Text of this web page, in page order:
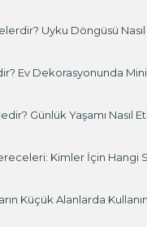
Uyku Döngüsü Nasıl
Ev Dekorasyonunda
Günlük Yaşamı Nasıl
Kimler İçin Hangi
Küçük Alanlarda